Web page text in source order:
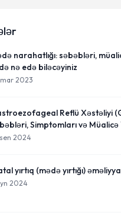
narahatlığı: səbəbləri,
nə edə biləcəyiniz
2023
Reflü Xəstəliyi
Simptomları və Müalicə
2024
yırtıq (mədə yırtığı)
2024